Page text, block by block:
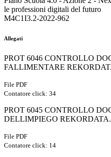
le professioni digitali del futuro
M4C1I3.2-2022-962
Allegati
PROT 6046 CONTROLLO
FALLIMENTARE
File PDF
Contatore click: 34
PROT 6045 CONTROLLO
DELLIMPIEGO
File PDF
Contatore click: 14